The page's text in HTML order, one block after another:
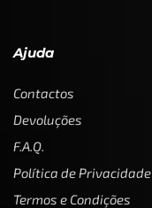
Ajuda
Contactos
Devoluções
F.A.Q.
Política de Privacidade
Termos e Condições